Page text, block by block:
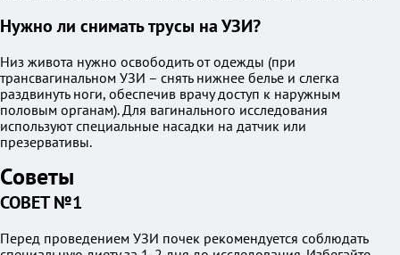
Нужно ли снимать трусы на УЗИ?
Низ живота нужно освободить от одежды (при
трансвагинальном УЗИ – снять нижнее белье и слегка
раздвинуть ноги, обеспечив врачу доступ к наружным
половым органам). Для вагинального исследования
используют специальные насадки на датчик или
презервативы.
Советы
СОВЕТ №1
Перед проведением УЗИ почек рекомендуется соблюдать